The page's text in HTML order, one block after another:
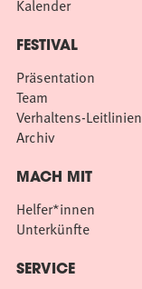
Kalender
FESTIVAL
Präsentation
Team
Verhaltens-Leitlinien
Archiv
MACH MIT
Helfer*innen
Unterkünfte
SERVICE